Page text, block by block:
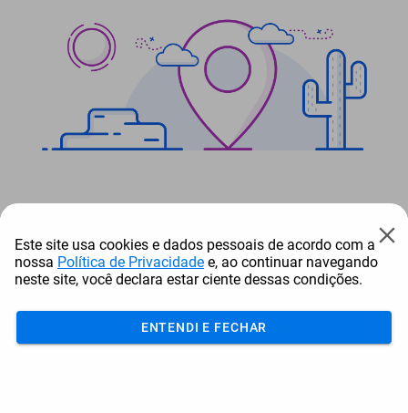
Não foram encontrados resultados para sua busca.
Este site usa cookies e dados pessoais de acordo com a
nossa Política de Privacidade e, ao continuar navegando
neste site, você declara estar ciente dessas condições.
ENTENDI E FECHAR